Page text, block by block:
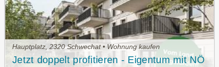
Hauptplatz, 2320 Schwechat • Wohnung kaufen
Jetzt doppelt profitieren - Eigentum mit NÖ